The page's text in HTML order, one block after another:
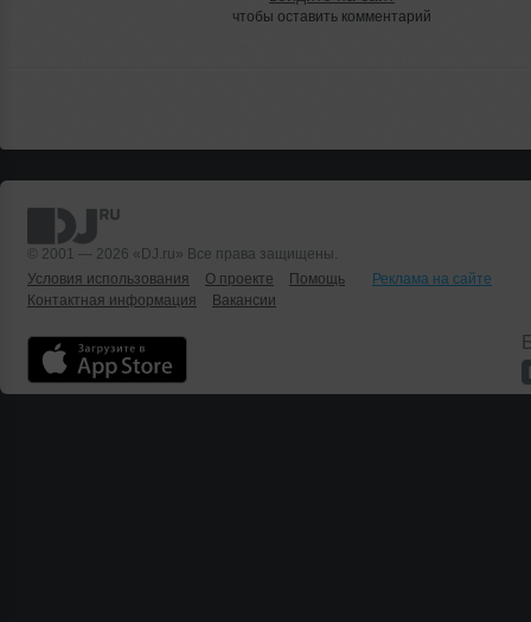
чтобы оставить комментарий
© 2001 — 2026 «DJ.ru» Все права защищены.
Условия использования
О проекте Помощь
Реклама на сайте
Контактная информация
Вакансии